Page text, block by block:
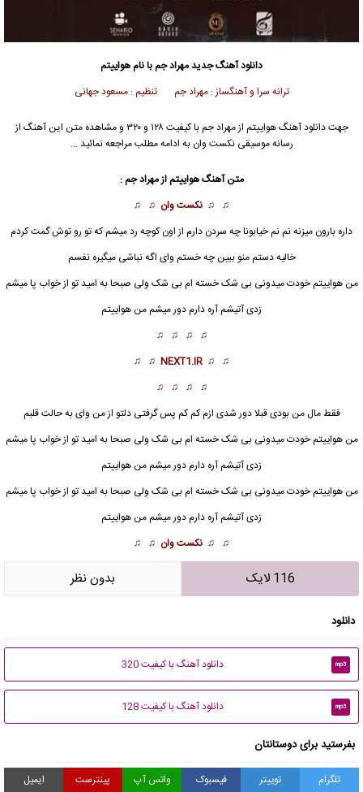
دانلود آهنگ جدیدمهراد جم با نام هواییتم
ترانه سرا و آهنگساز : مهراد جم تنظیم : مسعود جهانی
جهت دانلود آهنگ هواییتم از مهراد جم با کیفیت ۱۲۸ و ۳۲۰ و مشاهده متن این آهنگ از
رسانه موسیقی نکست وان به ادامه مطلب مراجعه نمائید …
متن آهنگ هواییتم از مهراد جم :
♫ ♫ نکست وان ♫ ♫
داره بارون میزنه نم نم خیابونا چه سردن دارم از اون کوچه رد میشم که تو رو توش گمت کردم
خالیه دستم منو ببین چه خستم وای اگه نباشی میگیره نفسم
منهواییتمخودت میدونی بی شک خسته ام بی شک ولی صبحا به امید تو از خواب پا میشم
زدی آتیشم آره دارم دور میشم من هواییتم
♫ ♫ ♫ ♫
♫ ♫
NEXT1.IR
♫ ♫
♫ ♫ ♫ ♫
فقط مال من بودی قبلا دور شدی ازم کم کم پس گرفتی دلتو از من وای به حالت قلبم
من هواییتم خودت میدونی بی شک خسته ام بی شک ولی صبحا به امید تو از خواب پا میشم
زدی آتیشم آره دارم دور میشم من هواییتم
منهواییتمخودت میدونی بی شک خسته ام بی شک ولی صبحا به امید تو از خواب پا میشم
زدی آتیشم آره دارم دور میشم من هواییتم
♫ ♫ نکست وان ♫ ♫
116 لایک بدون نظر
دانلود
mp3 دانلود آهنگ با کیفیت 320
mp3 دانلود آهنگ با کیفیت 128
بفرستید برای دوستانتان
تلگرام توییتر فیسبوک واتس آپ پینترست ایمیل